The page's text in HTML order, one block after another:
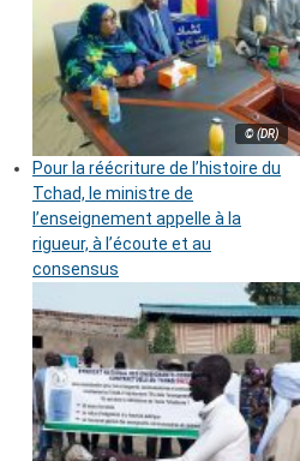
© (DR)
Pour la réécriture de l’histoire du
Tchad, le ministre de
l’enseignement appelle à la
rigueur, à l’écoute et au
consensus